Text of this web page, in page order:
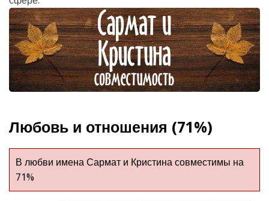
Любовь и отношения (71%)
В любви имена Сармат и Кристина совместимы на
71%